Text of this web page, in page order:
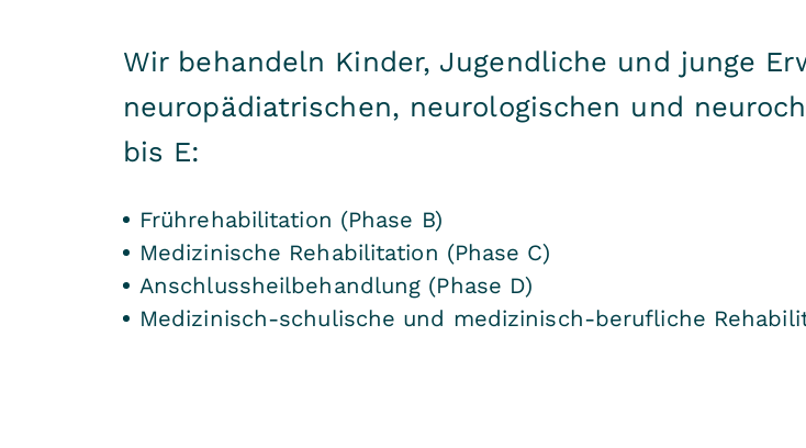
Wir behandeln Kinder, Jugendliche und junge
neuropädiatrischen, neurologischen und
bis E:
Frührehabilitation (Phase B)
Medizinische Rehabilitation (Phase C)
Anschlussheilbehandlung (Phase D)
Medizinisch-schulische und medizinisch-berufliche